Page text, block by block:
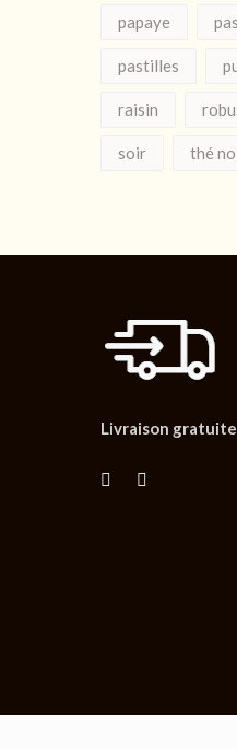
papaye
pastilles
raisin
soir thé
Livraison gratuite